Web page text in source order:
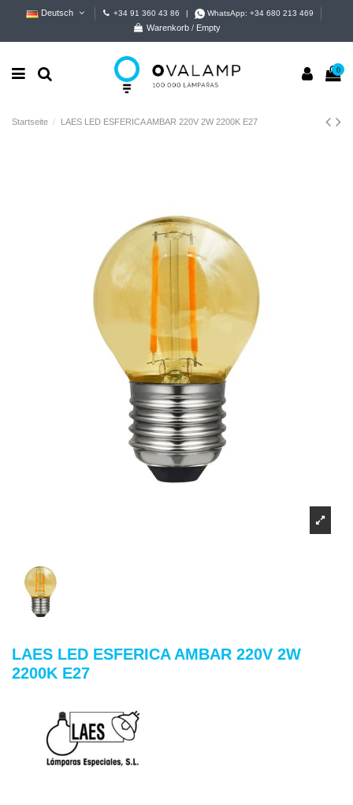
Deutsch +34 91 360 43 86 WhatsApp: +34 680 213 469
Warenkorb / Empty
0
Startseite LAES LED ESFERICA AMBAR 220V 2W 2200K E27
LAES LED ESFERICA AMBAR 220V 2W
2200K E27